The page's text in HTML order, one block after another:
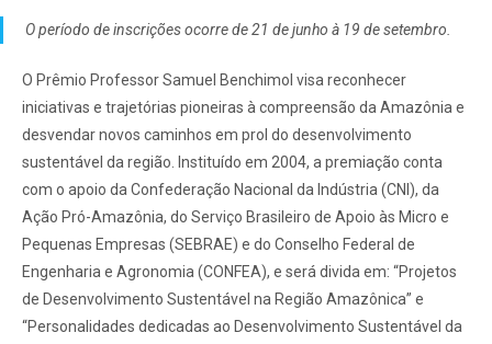
O período de inscrições ocorre de 21 de junho à 19 de setembro.
O Prêmio Professor Samuel Benchimol visa reconhecer
iniciativas e trajetórias pioneiras à compreensão da Amazônia e
desvendar novos caminhos em prol do desenvolvimento
sustentável da região. Instituído em 2004, a premiação conta
com o apoio da Confederação Nacional da Indústria (CNI), da
Ação Pró-Amazônia, do Serviço Brasileiro de Apoio às Micro e
Pequenas Empresas (SEBRAE) e do Conselho Federal de
Engenharia e Agronomia (CONFEA), e será divida em: “Projetos
de Desenvolvimento Sustentável na Região Amazônica” e
“Personalidades dedicadas ao Desenvolvimento Sustentável da